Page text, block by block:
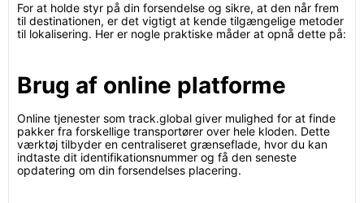
For at holde styr på din forsendelse og sikre, at den når frem
til destinationen, er det vigtigt at kende tilgængelige metoder
til lokalisering. Her er nogle praktiske måder at opnå dette på:
Brug af online platforme
Online tjenester som track.global giver mulighed for at finde
pakker fra forskellige transportører over hele kloden. Dette
værktøj tilbyder en centraliseret grænseflade, hvor du kan
indtaste dit identifikationsnummer og få den seneste
opdatering om din forsendelses placering.